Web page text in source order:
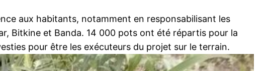
aux habitants, notamment en responsabilisant les
Bitkine et Banda. 14 000 pots ont été répartis pour la
pour être les exécuteurs du projet sur le terrain.